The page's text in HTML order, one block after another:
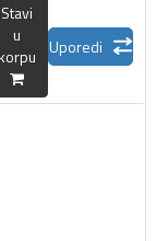
Stavi
u
Uporedi